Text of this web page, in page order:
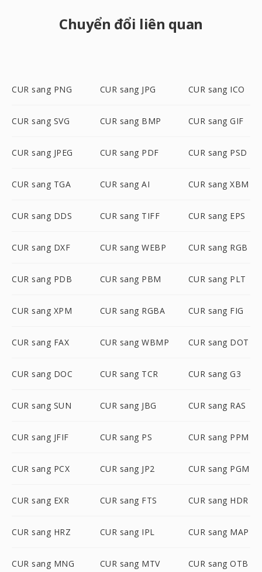
Chuyển đổi liên quan
CUR sang PNG CUR sang JPG CUR sang ICO
CUR sang SVG CUR sang BMP CUR sang GIF
CUR sang JPEG CUR sang PDF CUR sang PSD
CUR sang TGA CUR sang AI CUR sang XBM
CUR sang DDS CUR sang TIFF CUR sang EPS
CUR sang DXF CUR sang WEBP CUR sang RGB
CUR sang PDB CUR sang PBM CUR sang PLT
CUR sang XPM CUR sang RGBA CUR sang FIG
CUR sang FAX CUR sang WBMP CUR sang DOT
CUR sang DOC CUR sang TCR CUR sang G3
CUR sang SUN CUR sang JBG CUR sang RAS
CUR sang JFIF CUR sang PS CUR sang PPM
CUR sang PCX CUR sang JP2 CUR sang PGM
CUR sang EXR CUR sang FTS CUR sang HDR
CUR sang HRZ CUR sang IPL CUR sang MAP
CUR sang MNG CUR sang MTV CUR sang OTB